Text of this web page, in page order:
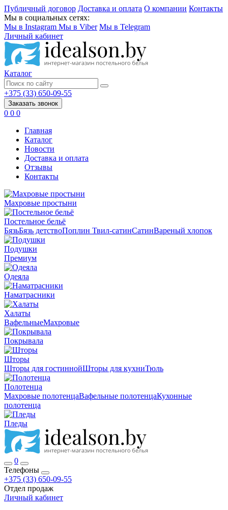
Публичный договор Доставка и оплата О компании Контакты
Мы в социальных сетях:
Мы в Instagram Мы в Viber Мы в Telegram
Личный кабинет
Каталог
+375 (33) 650-09-55
Заказать звонок
0 0 0
Главная
Каталог
Новости
Доставка и оплата
Отзывы
Контакты
Махровые простыни
Постельное бельё
БязьБязь детствоПоплин Твил-сатинСатинВареный хлопок
Подушки
Премиум
Одеяла
Наматрасники
Халаты
ВафельныеМахровые
Покрывала
Шторы
Шторы для гостиннойШторы для кухниТюль
Полотенца
Махровые полотенцаВафельные полотенцаКухонные
полотенца
Пледы
0
Телефоны
+375 (33) 650-09-55
Отдел продаж
Личный кабинет